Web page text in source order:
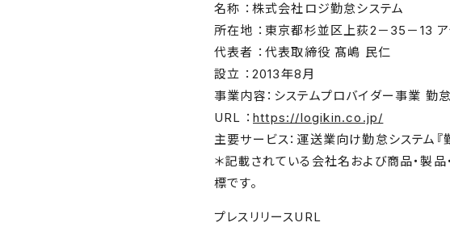
名称 ：株式会社ロジ勤怠システム
所在地 ：東京都杉並区上荻2－35－13 ア
代表者 ：代表取締役 髙嶋 ⺠仁
設⽴ ：2013年8⽉
事業内容：システムプロバイダー事業 勤
URL ： https://logikin.co.jp/
主要サービス：運送業向け勤怠システ
＊記載されている会社名および商品・製
標です。
プレスリリースURL